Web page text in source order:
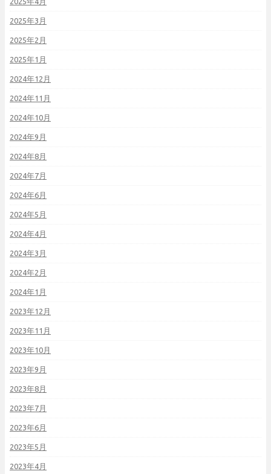
2025年3月
2025年2月
2025年1月
2024年12月
2024年11月
2024年10月
2024年9月
2024年8月
2024年7月
2024年6月
2024年5月
2024年4月
2024年3月
2024年2月
2024年1月
2023年12月
2023年11月
2023年10月
2023年9月
2023年8月
2023年7月
2023年6月
2023年5月
2023年4月